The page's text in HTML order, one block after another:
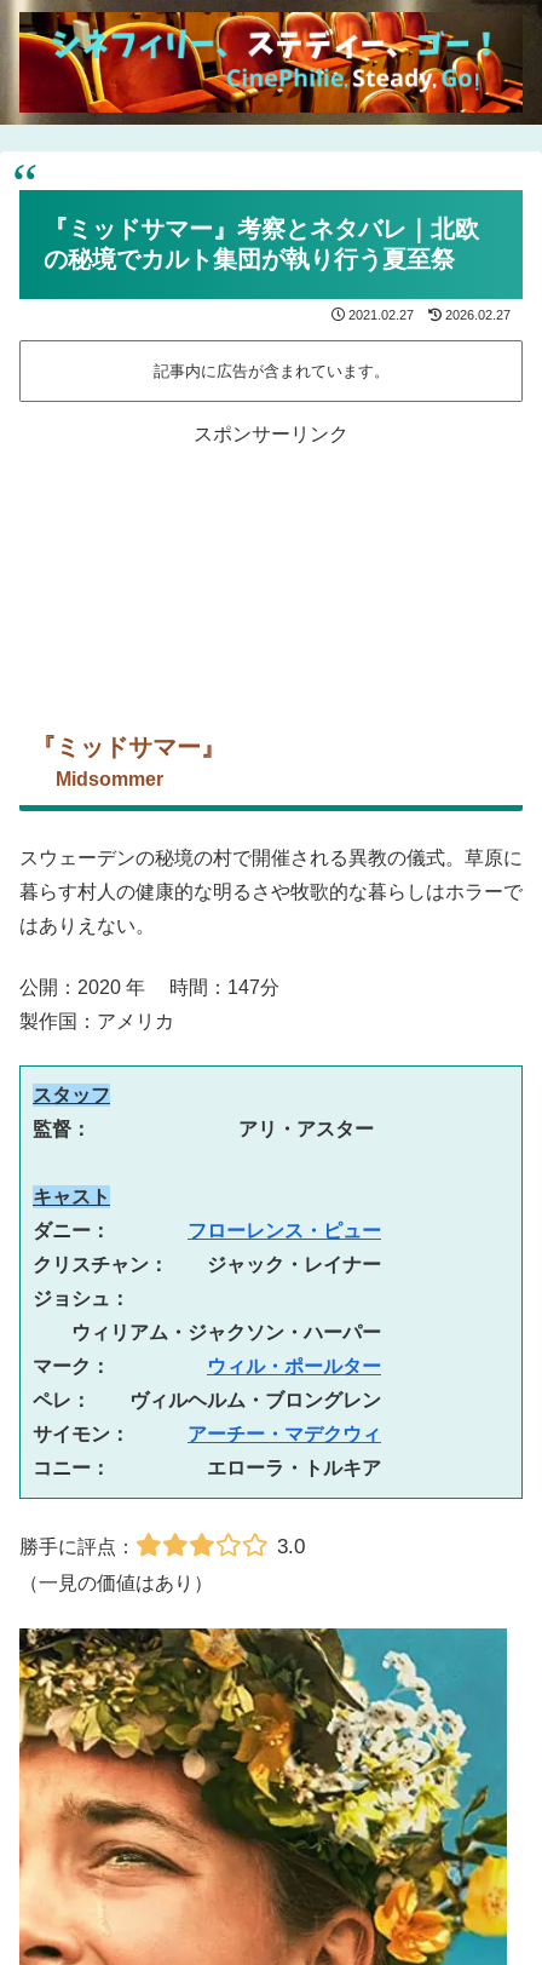
『ミッドサマー』考察とネタバレ｜北欧
の秘境でカルト集団が執り行う夏至祭
2021.02.27 2026.02.27
記事内に広告が含まれています。
スポンサーリンク
『ミッドサマー』
Midsommer
スウェーデンの秘境の村で開催される異教の儀式。草原に
暮らす村人の健康的な明るさや牧歌的な暮らしはホラーで
はありえない。
公開：2020 年 時間：147分
製作国：アメリカ
スタッフ
監督： 　　　　　　　アリ・アスター
キャスト
ダニー： フローレンス・ピュー
クリスチャン：　　ジャック・レイナー
ジョシュ：
ウィリアム・ジャクソン・ハーパー
マーク：
ウィル・ポールター
ペレ：　　ヴィルヘルム・ブロングレン
サイモン： アーチー・マデクウィ
コニー：　　　　　エローラ・トルキア
勝手に評点： 3.0
（一見の価値はあり）